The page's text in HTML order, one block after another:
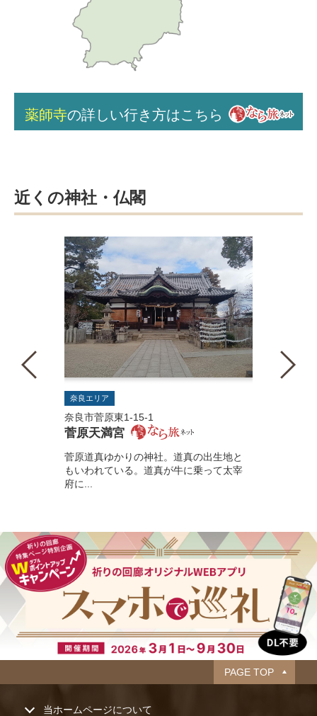
薬師寺の詳しい行き方はこちら
近くの神社・仏閣
奈良エリア
奈良市菅原東1-15-1
菅原天満宮
菅原道真ゆかりの神社。道真の出生地と
もいわれている。道真が牛に乗って太宰
府に...
PAGE TOP
当ホームページについて